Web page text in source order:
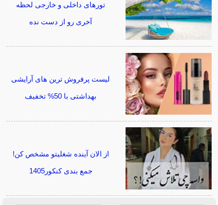
تورهای داخلی و خارجی لحظه
آخری رو از دست نده
لیست پرفروش ترین های آرایشی
بهداشتی با 50% تخفیف
از الان آینده شغلیتو مشخص کن!
جمع بندی کنکور1405